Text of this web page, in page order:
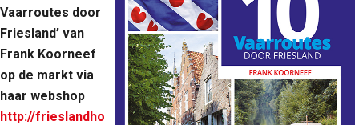
Vaarroutes door
Friesland’ van
Frank Koorneef
op de markt via
haar webshop
http://frieslandho